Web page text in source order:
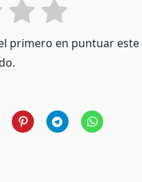
primero en puntuar este